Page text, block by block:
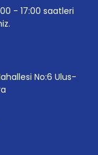
- 17:00 saatleri
No:6 Ulus-